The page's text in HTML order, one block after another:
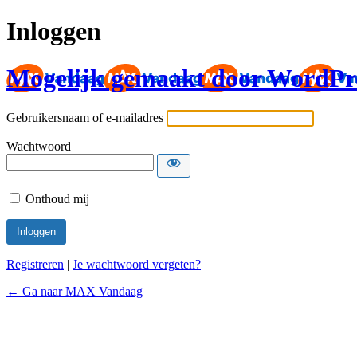
Inloggen
Mogelijk gemaakt door
Gebruikersnaam of e-mailadres
Wachtwoord
Onthoud mij
Registreren | Je wachtwoord vergeten?
← Ga naar MAX Vandaag